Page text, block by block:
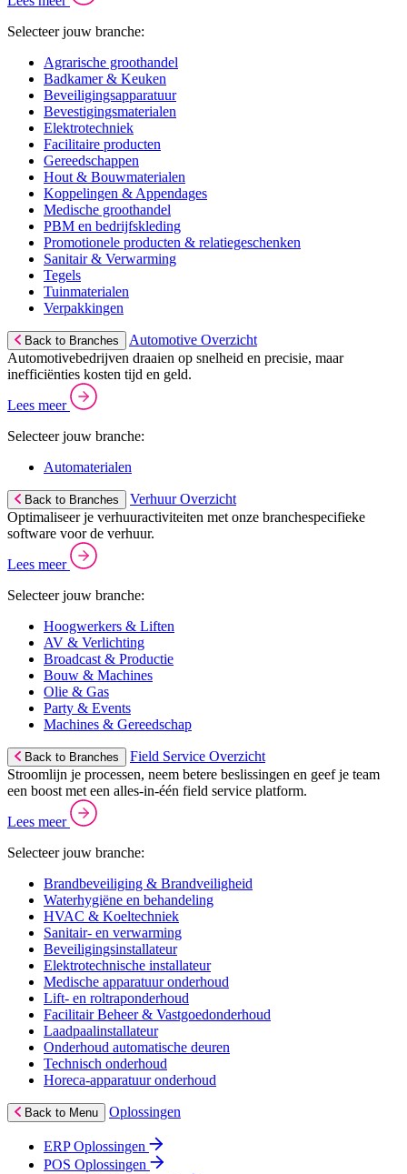
Selecteer jouw branche:
Agrarische groothandel
Badkamer & Keuken
Beveiligingsapparatuur
Bevestigingsmaterialen
Elektrotechniek
Facilitaire producten
Gereedschappen
Hout & Bouwmaterialen
Koppelingen & Appendages
Medische groothandel
PBM en bedrijfskleding
Promotionele producten & relatiegeschenken
Sanitair & Verwarming
Tegels
Tuinmaterialen
Verpakkingen
Back to Branches
Automotive Overzicht
Automotivebedrijven draaien op snelheid en precisie, maar
inefficiënties kosten tijd en geld.
Lees meer
Selecteer jouw branche:
Automaterialen
Back to Branches
Verhuur Overzicht
Optimaliseer je verhuuractiviteiten met onze branchespecifieke
software voor de verhuur.
Lees meer
Selecteer jouw branche:
Hoogwerkers & Liften
AV & Verlichting
Broadcast & Productie
Bouw & Machines
Olie & Gas
Party & Events
Machines & Gereedschap
Back to Branches
Field Service Overzicht
Stroomlijn je processen, neem betere beslissingen en geef je team
een boost met een alles-in-één field service platform.
Lees meer
Selecteer jouw branche:
Brandbeveiliging & Brandveiligheid
Waterhygiëne en behandeling
HVAC & Koeltechniek
Sanitair- en verwarming
Beveiligingsinstallateur
Elektrotechnische installateur
Medische apparatuur onderhoud
Lift- en roltraponderhoud
Facilitair Beheer & Vastgoedonderhoud
Laadpaalinstallateur
Onderhoud automatische deuren
Technisch onderhoud
Horeca-apparatuur onderhoud
Back to Menu Oplossingen
ERP Oplossingen
POS Oplossingen